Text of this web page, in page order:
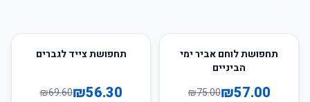
24
תחפושת לוחם אביר ימי
הביניים
₪57.00
₪75.00
19תחפושת צייד לגברים
₪56.30
₪69.60